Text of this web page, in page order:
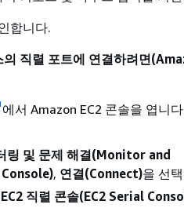
합니다.
직렬 포트에 연결하려면
에서 Amazon EC2 콘솔을 엽니
링 및 문제 해결(Monitor and
, 연결(Connect)을 선
EC2 직렬 콘솔(EC2 Serial